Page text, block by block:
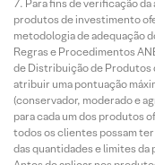
Para fins de verificação
produtos de investimento
metodologia de adequação
Regras e Procedimentos
de Distribuição de Produtos
atribuir uma pontuação
(conservador, moderado e
para cada um dos produtos
todos os clientes possam
das quantidades e limites da